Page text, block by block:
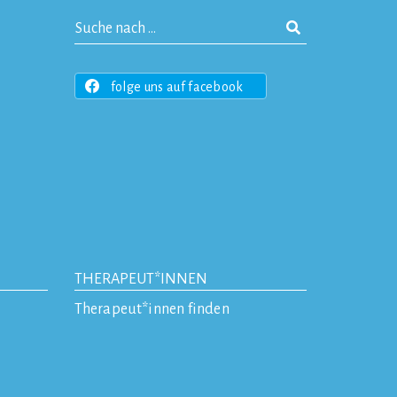
folge uns auf facebook
THERAPEUT*INNEN
Therapeut*innen finden